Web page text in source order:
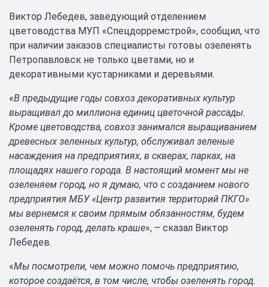
Виктор Лебедев, заведующий отделением
цветоводства МУП «Спецдорремстрой», сообщил, что
при наличии заказов специалисты готовы озеленять
Петропавловск не только цветами, но и
декоративными кустарниками и деревьями.
«В предыдущие годы совхоз декоративных культур
выращивал до миллиона единиц цветочной рассады.
Кроме цветоводства, совхоз занимался выращиванием
древесных зеленных культур, обслуживал зеленые
насаждения на предприятиях, в скверах, парках, на
площадях нашего города. В настоящий момент мы не
озеленяем город, но я думаю, что с созданием нового
предприятия МБУ «Центр развития территорий ПКГО»
мы вернемся к своим прямым обязанностям, будем
озеленять город, делать краше», – сказал Виктор
Лебедев.
«Мы посмотрели, чем можно помочь предприятию,
которое создаётся, в том числе, чтобы озеленять город.